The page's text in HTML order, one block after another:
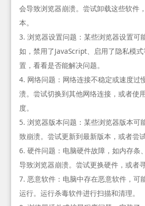
会导致浏览器崩溃。尝试卸载这些软件
本。
3. 浏览器设置问题：某些浏览器设置可
如，禁用了JavaScript、启用了隐私模
置，看看是否能解决问题。
4. 网络问题：网络连接不稳定或速度过
溃。尝试切换到其他网络连接，或者使
度。
5. 浏览器版本问题：某些浏览器版本可
致崩溃。尝试更新到最新版本，或者尝
6. 硬件问题：电脑硬件故障，如内存条
导致浏览器崩溃。尝试更换硬件，或者
7. 恶意软件：电脑中存在恶意软件，可
运行。运行杀毒软件进行扫描和清理。